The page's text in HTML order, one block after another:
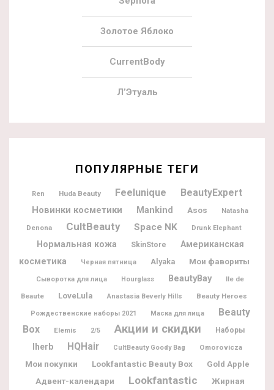
Золотое Яблоко
CurrentBody
Л’Этуаль
ПОПУЛЯРНЫЕ ТЕГИ
Ren Huda Beauty Feelunique BeautyExpert
Новинки косметики Mankind Asos
Natasha
Denona
CultBeauty Space NK Drunk Elephant
Нормальная кожа SkinStore
Американская
косметика
Черная пятница Alyaka Мои фавориты
Сыворотка для лица Hourglass BeautyBay
Ile de
Beaute
LoveLula Anastasia Beverly Hills Beauty Heroes
Рождественские наборы 2021 Маска для лица
Beauty
Box
Elemis 2/5 Акции и скидки Наборы
Iherb HQHair CultBeauty Goody Bag Omorovicza
Мои покупки Lookfantastic Beauty Box Gold Apple
Адвент-календари Lookfantastic
Жирная